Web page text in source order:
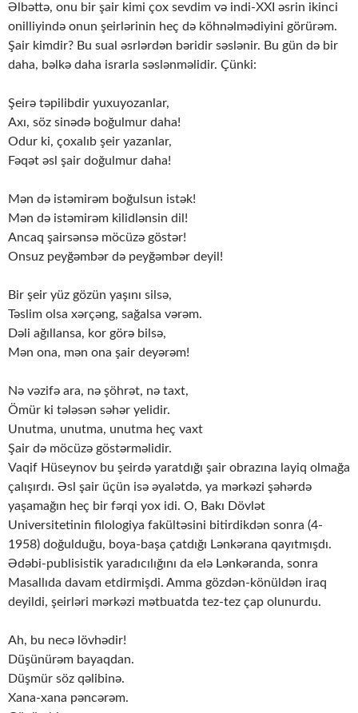
Əlbəttə, onu bir şair kimi çox sevdim və indi-XXI əsrin ikinci
onilliyində onun şeirlərinin heç də köhnəlmədiyini görürəm.
Şair kimdir? Bu sual əsrlərdən bəridir səslənir. Bu gün də bir
daha, bəlkə daha israrla səslənməlidir. Çünki:
Şeirə təpilibdir yuxuyozanlar,
Axı, söz sinədə boğulmur daha!
Odur ki, çoxalıb şeir yazanlar,
Fəqət əsl şair doğulmur daha!
Mən də istəmirəm boğulsun istək!
Mən də istəmirəm kilidlənsin dil!
Ancaq şairsənsə möcüzə göstər!
Onsuz peyğəmbər də peyğəmbər deyil!
Bir şeir yüz gözün yaşını silsə,
Təslim olsa xərçəng, sağalsa vərəm.
Dəli ağıllansa, kor görə bilsə,
Mən ona, mən ona şair deyərəm!
Nə vəzifə ara, nə şöhrət, nə taxt,
Ömür ki tələsən səhər yelidir.
Unutma, unutma, unutma heç vaxt
Şair də möcüzə göstərməlidir.
Vaqif Hüseynov bu şeirdə yaratdığı şair obrazına layiq olmağa
çalışırdı. Əsl şair üçün isə əyalətdə, ya mərkəzi şəhərdə
yaşamağın heç bir fərqi yox idi. O, Bakı Dövlət
Universitetinin filologiya fakültəsini bitirdikdən sonra (4-
1958) doğulduğu, boya-başa çatdığı Lənkərana qayıtmışdı.
Ədəbi-publisistik yaradıcılığını da elə Lənkəranda, sonra
Masallıda davam etdirmişdi. Amma gözdən-könüldən iraq
deyildi, şeirləri mərkəzi mətbuatda tez-tez çap olunurdu.
Ah, bu necə lövhədir!
Düşünürəm bayaqdan.
Düşmür söz qəlibinə.
Xana-xana pəncərəm.